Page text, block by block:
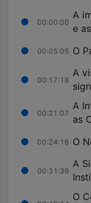
00:00:00
A
e
00:05:05 O
00:17:18
A
00:21:07
A
as
00:24:16 O
00:31:39
A
O